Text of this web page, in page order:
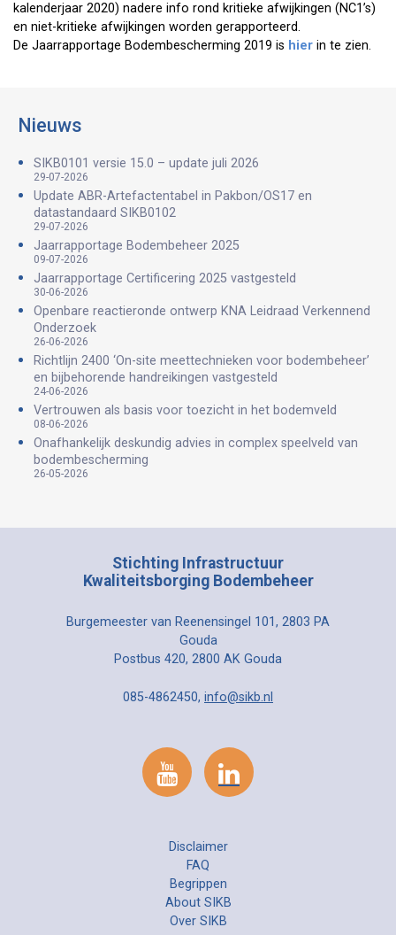
kalenderjaar 2020) nadere info rond kritieke afwijkingen (NC1’s)
en niet-kritieke afwijkingen worden gerapporteerd.
De Jaarrapportage Bodembescherming 2019 is hier in te zien.
Nieuws
SIKB0101 versie 15.0 – update juli 2026
29-07-2026
Update ABR-Artefactentabel in Pakbon/OS17 en
datastandaard SIKB0102
29-07-2026
Jaarrapportage Bodembeheer 2025
09-07-2026
Jaarrapportage Certificering 2025 vastgesteld
30-06-2026
Openbare reactieronde ontwerp KNA Leidraad Verkennend
Onderzoek
26-06-2026
Richtlijn 2400 ‘On-site meettechnieken voor bodembeheer’
en bijbehorende handreikingen vastgesteld
24-06-2026
Vertrouwen als basis voor toezicht in het bodemveld
08-06-2026
Onafhankelijk deskundig advies in complex speelveld van
bodembescherming
26-05-2026
Stichting Infrastructuur
Kwaliteitsborging Bodembeheer
Burgemeester van Reenensingel 101, 2803 PA
Gouda
Postbus 420, 2800 AK Gouda
085-4862450, info@sikb.nl
Disclaimer
FAQ
Begrippen
About SIKB
Over SIKB